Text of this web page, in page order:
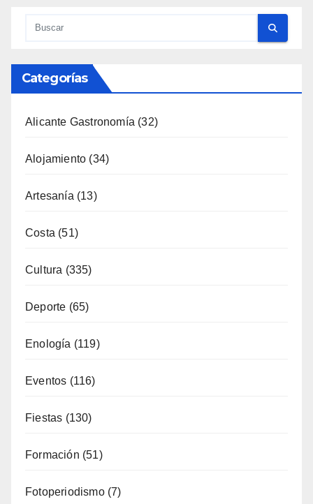
Categorías
Alicante Gastronomía (32)
Alojamiento (34)
Artesanía(13)
Costa (51)
Cultura (335)
Deporte (65)
Enología (119)
Eventos (116)
Fiestas (130)
Formación (51)
Fotoperiodismo(7)